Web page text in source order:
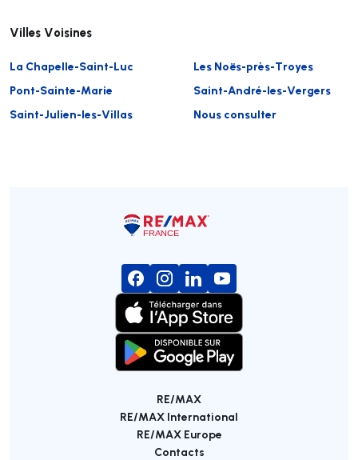
Villes Voisines
La Chapelle-Saint-Luc
Les Noës-près-Troyes
Pont-Sainte-Marie
Saint-André-les-Vergers
Saint-Julien-les-Villas
Nous consulter
RE/MAX
RE/MAX International
RE/MAX Europe
Contacts